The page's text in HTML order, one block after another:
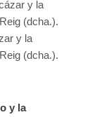
y la
(dcha.).
y la